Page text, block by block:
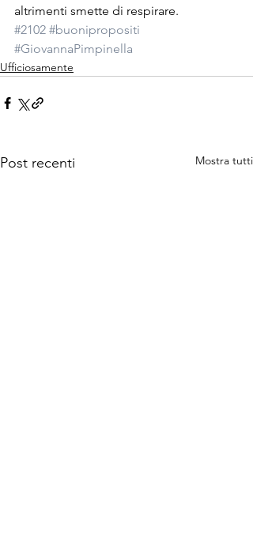
altrimenti smette di respirare.
#2102 #buonipropositi
#GiovannaPimpinella
Ufficiosamente
Post recenti Mostra tutti